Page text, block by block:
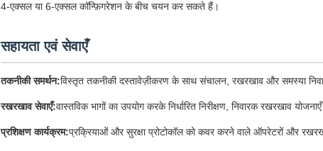
4-एक्सल या 6-एक्सल कॉन्फ़िगरेशन के बीच चयन कर सकते हैं।
सहायता एवं सेवाएँ
तकनीकी समर्थन:विस्तृत तकनीकी दस्तावेज़ीकरण के साथ संचालन, रखरखाव और समस्या
रखरखाव सेवाएँ:वास्तविक भागों का उपयोग करके निर्धारित निरीक्षण, निवारक रखरखाव
प्रशिक्षण कार्यक्रम:प्रक्रियाओं और सुरक्षा प्रोटोकॉल को कवर करने वाले ऑपरेटरों और